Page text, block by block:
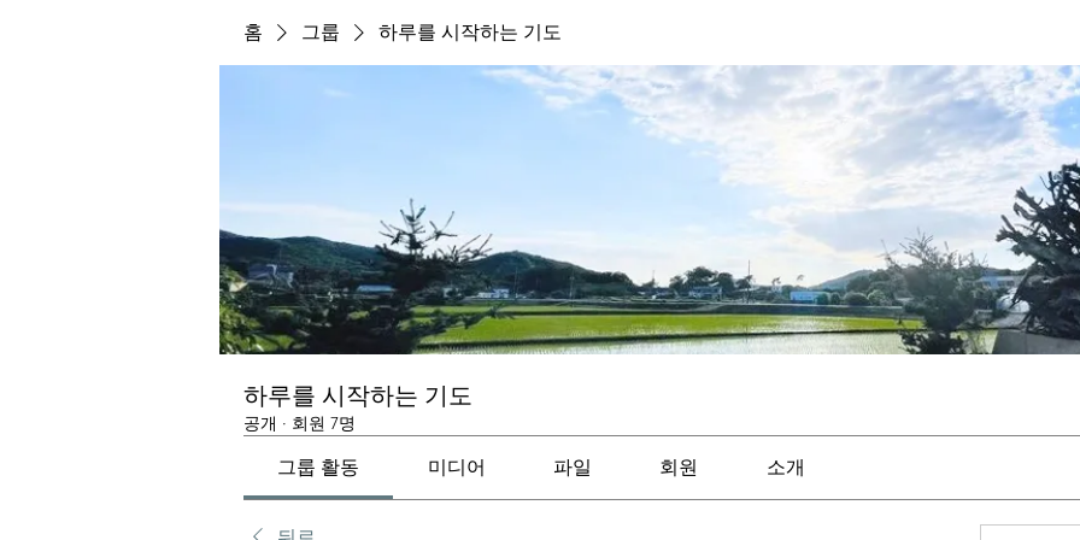
홈 그룹 하루를 시작하는 기도
하루를 시작하는 기도
공개 · 회원 7명
그룹 활동 미디어 파일 회원 소개